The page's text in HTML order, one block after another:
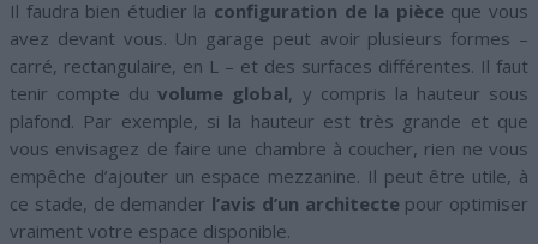
Il faudra bien étudier la configuration de la pièce que vous
avez devant vous. Un garage peut avoir plusieurs formes –
carré, rectangulaire, en L – et des surfaces différentes. Il faut
tenir compte duvolume global, y compris la hauteur sous
plafond. Par exemple, si la hauteur est très grande et que
vous envisagez de faire une chambre à coucher, rien ne vous
empêche d’ajouter un espace mezzanine. Il peut être utile, à
ce stade, de demander l’avis d’un architecte pour optimiser
vraiment votre espace disponible.